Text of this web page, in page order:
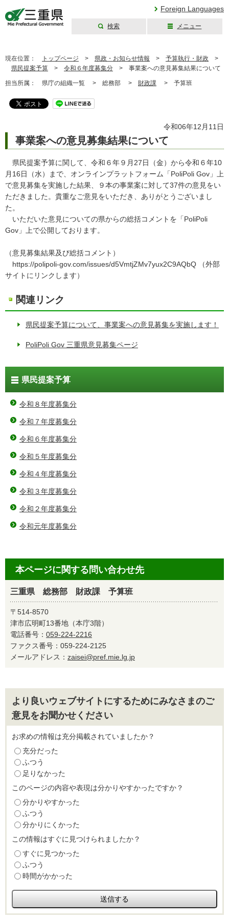
Foreign Languages
検索 メニュー
現在位置： トップページ > 県政・お知らせ情報 > 予算執行・財政 >
県民提案予算 > 令和６年度募集分 > 事業案への意見募集結果について
担当所属： 県庁の組織一覧 > 総務部 > 財政課 > 予算班
令和06年12月11日
事業案への意見募集結果について
県民提案予算に関して、令和６年９月27日（金）から令和６年10
月16日（水）まで、オンラインプラットフォーム「PoliPoli Gov」上
で意見募集を実施した結果、９本の事業案に対して37件の意見をい
ただきました。貴重なご意見をいただき、ありがとうございまし
た。
いただいた意見についての県からの総括コメントを「PoliPoli
Gov」上で公開しております。
（意見募集結果及び総括コメント）
https://polipoli-gov.com/issues/d5VmtjZMv7yux2C9AQbQ （外部
サイトにリンクします）
関連リンク
県民提案予算について、事業案への意見募集を実施します！
PoliPoli Gov 三重県意見募集ページ
県民提案予算
令和８年度募集分
令和７年度募集分
令和６年度募集分
令和５年度募集分
令和４年度募集分
令和３年度募集分
令和２年度募集分
令和元年度募集分
本ページに関する問い合わせ先
三重県 総務部 財政課 予算班
〒514-8570
津市広明町13番地（本庁3階）
電話番号： 059-224-2216
ファクス番号：059-224-2125
メールアドレス： zaisei@pref.mie.lg.jp
より良いウェブサイトにするためにみなさまのご
意見をお聞かせください
お求めの情報は充分掲載されていましたか？
充分だった
ふつう
足りなかった
このページの内容や表現は分かりやすかったですか？
分かりやすかった
ふつう
分かりにくかった
この情報はすぐに見つけられましたか？
すぐに見つかった
ふつう
時間がかかった